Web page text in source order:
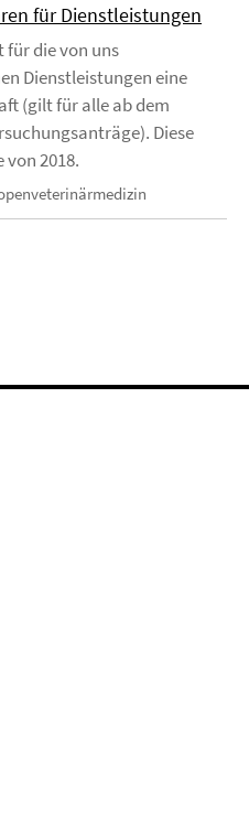
für Dienstleistungen
für die von uns
Dienstleistungen eine
(gilt für alle ab dem
Diese
2018.